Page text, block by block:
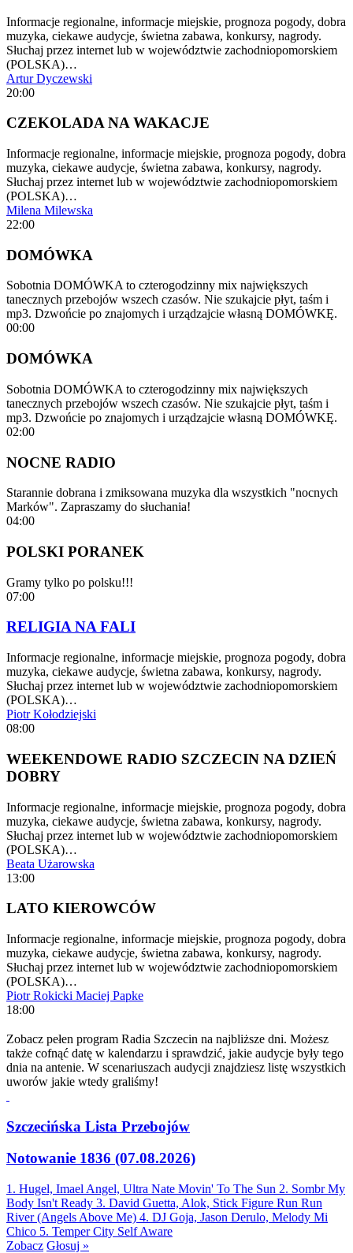
Informacje regionalne, informacje miejskie, prognoza pogody, dobra
muzyka, ciekawe audycje, świetna zabawa, konkursy, nagrody.
Słuchaj przez internet lub w województwie zachodniopomorskiem
(POLSKA)…
Artur Dyczewski
20:00
CZEKOLADA NA WAKACJE
Informacje regionalne, informacje miejskie, prognoza pogody, dobra
muzyka, ciekawe audycje, świetna zabawa, konkursy, nagrody.
Słuchaj przez internet lub w województwie zachodniopomorskiem
(POLSKA)…
Milena Milewska
22:00
DOMÓWKA
Sobotnia DOMÓWKA to czterogodzinny mix największych
tanecznych przebojów wszech czasów. Nie szukajcie płyt, taśm i
mp3. Dzwońcie po znajomych i urządzajcie własną DOMÓWKĘ.
00:00
DOMÓWKA
Sobotnia DOMÓWKA to czterogodzinny mix największych
tanecznych przebojów wszech czasów. Nie szukajcie płyt, taśm i
mp3. Dzwońcie po znajomych i urządzajcie własną DOMÓWKĘ.
02:00
NOCNE RADIO
Starannie dobrana i zmiksowana muzyka dla wszystkich "nocnych
Marków". Zapraszamy do słuchania!
04:00
POLSKI PORANEK
Gramy tylko po polsku!!!
07:00
RELIGIA NA FALI
Informacje regionalne, informacje miejskie, prognoza pogody, dobra
muzyka, ciekawe audycje, świetna zabawa, konkursy, nagrody.
Słuchaj przez internet lub w województwie zachodniopomorskiem
(POLSKA)…
Piotr Kołodziejski
08:00
WEEKENDOWE RADIO SZCZECIN NA DZIEŃ
DOBRY
Informacje regionalne, informacje miejskie, prognoza pogody, dobra
muzyka, ciekawe audycje, świetna zabawa, konkursy, nagrody.
Słuchaj przez internet lub w województwie zachodniopomorskiem
(POLSKA)…
Beata Użarowska
13:00
LATO KIEROWCÓW
Informacje regionalne, informacje miejskie, prognoza pogody, dobra
muzyka, ciekawe audycje, świetna zabawa, konkursy, nagrody.
Słuchaj przez internet lub w województwie zachodniopomorskiem
(POLSKA)…
Piotr Rokicki Maciej Papke
18:00
Zobacz pełen program Radia Szczecin na najbliższe dni. Możesz
także cofnąć datę w kalendarzu i sprawdzić, jakie audycje były tego
dnia na antenie. W scenariuszach audycji znajdziesz listę wszystkich
uworów jakie wtedy graliśmy!
Szczecińska Lista Przebojów
Notowanie 1836 (07.08.2026)
1. Hugel, Imael Angel, Ultra Nate Movin' To The Sun 2. Sombr My
Body Isn't Ready 3. David Guetta, Alok, Stick Figure Run Run
River (Angels Above Me) 4. DJ Goja, Jason Derulo, Melody Mi
Chico 5. Temper City Self Aware
Zobacz Głosuj »